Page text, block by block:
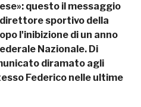
questo il messaggio
sportivo della
l'inibizione di un anno
Nazionale. Di
diramato agli
Federico nelle ultime